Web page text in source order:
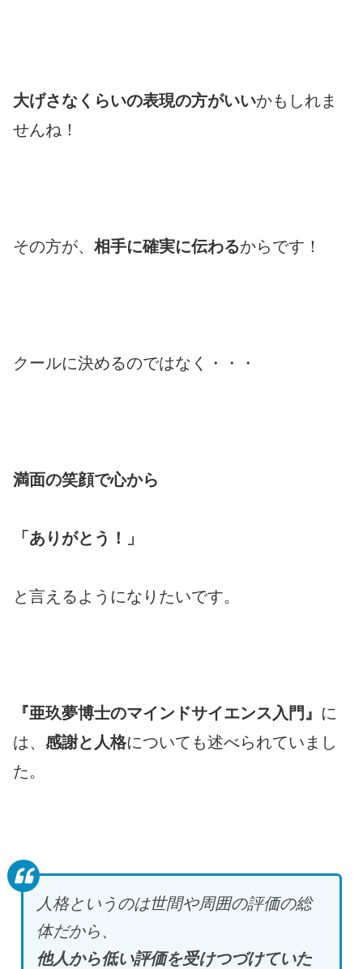
大げさなくらいの表現の方がいいかもしれま
せんね！
その方が、 相手に確実に伝わるからです！
クールに決めるのではなく・・・
満面の笑顔で心から
「ありがとう！」
と言えるようになりたいです。
『亜玖夢博士のマインドサイエンス入門』 に
は、 感謝と人格についても述べられていまし
た。
人格というのは世間や周囲の評価の総
体だから、
他人から低い評価を受けつづけていた